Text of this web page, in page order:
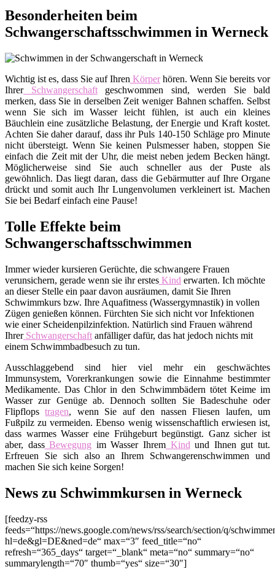
Besonderheiten beim
Schwangerschaftsschwimmen in Werneck
Wichtig ist es, dass Sie auf Ihren Körperhören. Wenn Sie bereits vor
IhrerSchwangerschaftgeschwommen sind, werden Sie bald
merken, dass Sie in derselben Zeit weniger Bahnen schaffen. Selbst
wenn Sie sich im Wasser leicht fühlen, ist auch ein kleines
Bäuchlein eine zusätzliche Belastung, der Energie und Kraft kostet.
Achten Sie daher darauf, dass ihr Puls 140-150 Schläge pro Minute
nicht übersteigt. Wenn Sie keinen Pulsmesser haben, stoppen Sie
einfach die Zeit mit der Uhr, die meist neben jedem Becken hängt.
Möglicherweise sind Sie auch schneller aus der Puste als
gewöhnlich. Das liegt daran, dass die Gebärmutter auf Ihre Organe
drückt und somit auch Ihr Lungenvolumen verkleinert ist. Machen
Sie bei Bedarf einfach eine Pause!
Tolle Effekte beim
Schwangerschaftsschwimmen
Immer wieder kursieren Gerüchte, die schwangere Frauen
verunsichern, gerade wenn sie ihr erstes Kind erwarten. Ich möchte
an dieser Stelle ein paar davon ausräumen, damit Sie Ihren
Schwimmkurs bzw. Ihre Aquafitness (Wassergymnastik) in vollen
Zügen genießen können. Fürchten Sie sich nicht vor Infektionen
wie einer Scheidenpilzinfektion. Natürlich sind Frauen während
IhrerSchwangerschaft anfälliger dafür, das hat jedoch nichts mit
einem Schwimmbadbesuch zu tun.
Ausschlaggebend sind hier viel mehr ein geschwächtes
Immunsystem, Vorerkrankungen sowie die Einnahme bestimmter
Medikamente. Das Chlor in den Schwimmbädern tötet Keime im
Wasser zur Genüge ab. Dennoch sollten Sie Badeschuhe oder
Flipflopstragen, wenn Sie auf den nassen Fliesen laufen, um
Fußpilz zu vermeiden. Ebenso wenig wissenschaftlich erwiesen ist,
dass warmes Wasser eine Frühgeburt begünstigt. Ganz sicher ist
aber, dassBewegung im Wasser Ihrem Kind und Ihnen gut tut.
Erfreuen Sie sich also an Ihrem Schwangerenschwimmen und
machen Sie sich keine Sorgen!
News zu Schwimmkursen in Werneck
[feedzy-rss
feeds=“https://news.google.com/news/rss/search/section/q/
hl=de&gl=DE&ned=de“ max=“3″ feed_title=“no“
refresh=“365_days“ target=“_blank“ meta=“no“ summary=“no“
summarylength=“70″ thumb=“yes“ size=“30″]